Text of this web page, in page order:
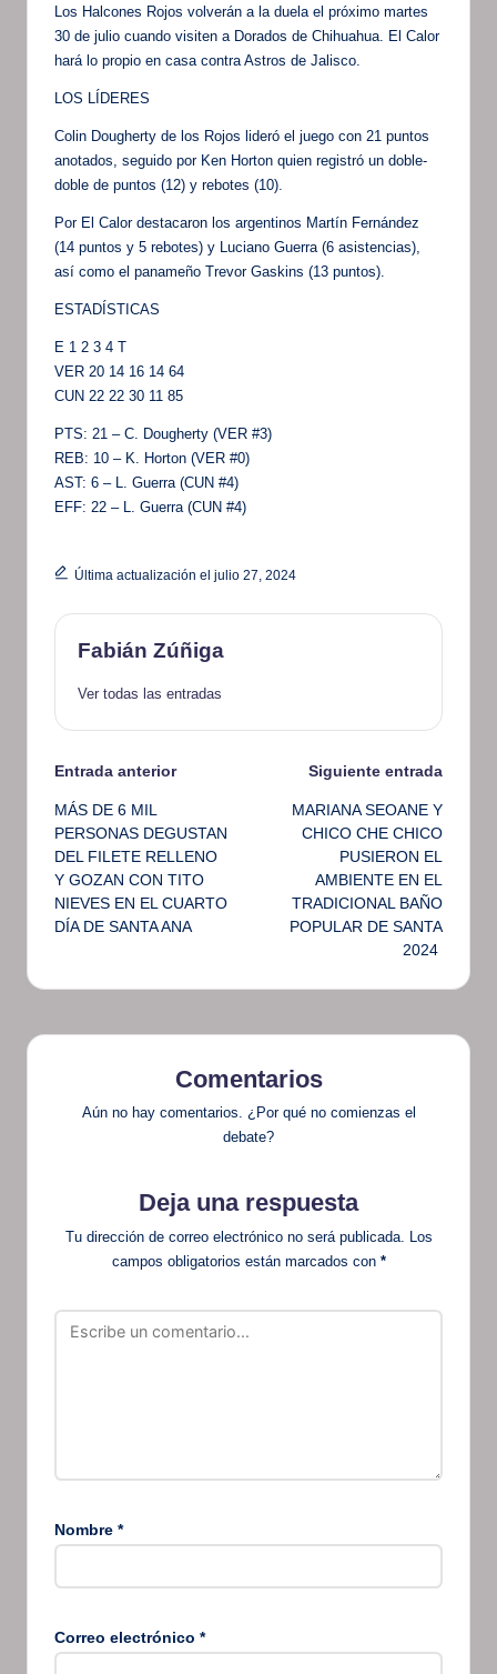
Los Halcones Rojos volverán a la duela el próximo martes
30 de julio cuando visiten a Dorados de Chihuahua. El Calor
hará lo propio en casa contra Astros de Jalisco.
LOS LÍDERES
Colin Dougherty de los Rojos lideró el juego con 21 puntos
anotados, seguido por Ken Horton quien registró un doble-
doble de puntos (12) y rebotes (10).
Por El Calor destacaron los argentinos Martín Fernández
(14 puntos y 5 rebotes) y Luciano Guerra (6 asistencias),
así como el panameño Trevor Gaskins (13 puntos).
ESTADÍSTICAS
E 1 2 3 4 T
VER 20 14 16 14 64
CUN 22 22 30 11 85
PTS: 21 – C. Dougherty (VER #3)
REB: 10 – K. Horton (VER #0)
AST: 6 – L. Guerra (CUN #4)
EFF: 22 – L. Guerra (CUN #4)
Última actualización el julio 27, 2024
Fabián Zúñiga
Ver todas las entradas
Navegación
de
entradas
Entrada anterior
MÁS DE 6 MIL
PERSONAS DEGUSTAN
DEL FILETE RELLENO
Y GOZAN CON TITO
NIEVES EN EL CUARTO
DÍA DE SANTA ANA
Siguiente entrada
MARIANA SEOANE Y
CHICO CHE CHICO
PUSIERON EL
AMBIENTE EN EL
TRADICIONAL BAÑO
POPULAR DE SANTA
2024
Comentarios
Aún no hay comentarios. ¿Por qué no comienzas el
debate?
Deja una respuesta
Tu dirección de correo electrónico no será publicada. Los
campos obligatorios están marcados con *
Nombre *
Correo electrónico *